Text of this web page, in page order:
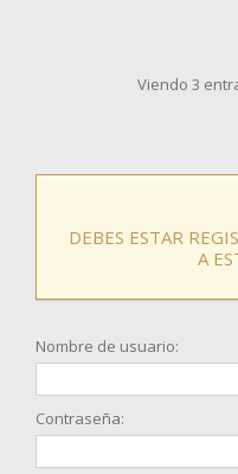
Viendo 3
DEBES ESTAR
A
Nombre de usuario:
Contraseña: